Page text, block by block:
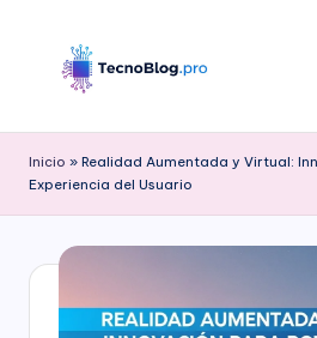
l
o
Inicio » Realidad Aumentada y Virtual:
Experiencia del Usuario